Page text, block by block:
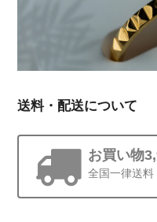
送料・配送について
お買い物
全国一律送料